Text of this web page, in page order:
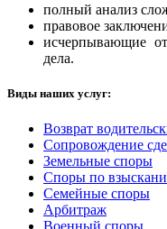
полный анализ
правовое
исчерпывающие
дела.
Виды наших услуг:
Возврат
Сопровождение
Земельные споры
Споры по
Семейные споры
Арбитраж
Военный споры